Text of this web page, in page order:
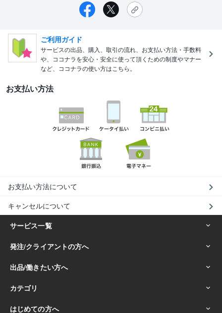
ご利用ガイド
サービスの出品、購入、取引の流れ、お支払い方法・手数料
や、ココナラを安心・安全に使って頂くための制度やマナー
など、ココナラの使い方はこちら。
お支払い方法
お支払い方法について
キャンセルについて